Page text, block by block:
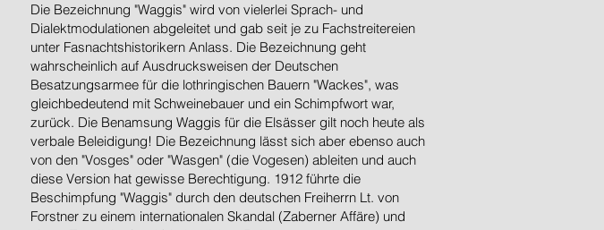
Die Bezeichnung "Waggis" wird von vielerlei Sprach- und
Dialektmodulationen abgeleitet und gab seit je zu Fachstreitereien
unter Fasnachtshistorikern Anlass. Die Bezeichnung geht
wahrscheinlich auf Ausdrucksweisen der Deutschen
Besatzungsarmee für die lothringischen Bauern "Wackes", was
gleichbedeutend mit Schweinebauer und ein Schimpfwort war,
zurück. Die Benamsung Waggis für die Elsässer gilt noch heute als
verbale Beleidigung! Die Bezeichnung lässt sich aber ebenso auch
von den "Vosges" oder "Wasgen" (die Vogesen) ableiten und auch
diese Version hat gewisse Berechtigung. 1912 führte die
Beschimpfung "Waggis" durch den deutschen Freiherrn Lt. von
Forstner zu einem internationalen Skandal (Zaberner Affäre) und